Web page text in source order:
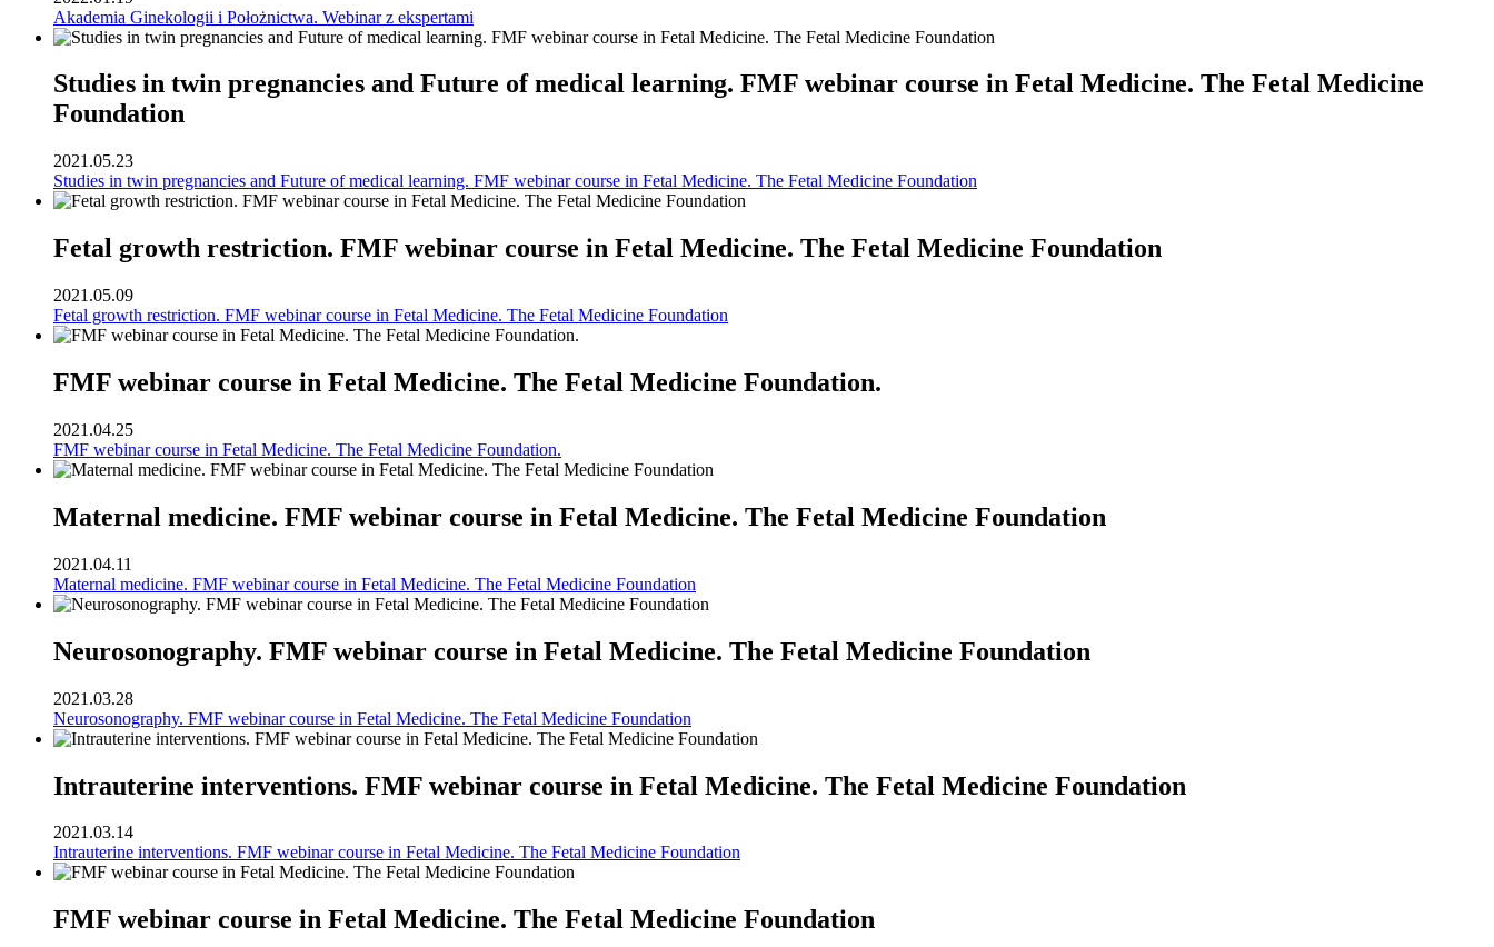
Akademia Ginekologii i Położnictwa. Webinar z ekspertami
Studies in twin pregnancies and Future of medical learning. FMF webinar course in Fetal Medicine. The Fetal Medicine
Foundation
2021.05.23
Studies in twin pregnancies and Future of medical learning. FMF webinar course in Fetal Medicine. The Fetal Medicine Foundation
Fetal growth restriction. FMF webinar course in Fetal Medicine. The Fetal Medicine Foundation
2021.05.09
Fetal growth restriction. FMF webinar course in Fetal Medicine. The Fetal Medicine Foundation
FMF webinar course in Fetal Medicine. The Fetal Medicine Foundation.
2021.04.25
FMF webinar course in Fetal Medicine. The Fetal Medicine Foundation.
Maternal medicine. FMF webinar course in Fetal Medicine. The Fetal Medicine Foundation
2021.04.11
Maternal medicine. FMF webinar course in Fetal Medicine. The Fetal Medicine Foundation
Neurosonography. FMF webinar course in Fetal Medicine. The Fetal Medicine Foundation
2021.03.28
Neurosonography. FMF webinar course in Fetal Medicine. The Fetal Medicine Foundation
Intrauterine interventions. FMF webinar course in Fetal Medicine. The Fetal Medicine Foundation
2021.03.14
Intrauterine interventions. FMF webinar course in Fetal Medicine. The Fetal Medicine Foundation
FMF webinar course in Fetal Medicine. The Fetal Medicine Foundation